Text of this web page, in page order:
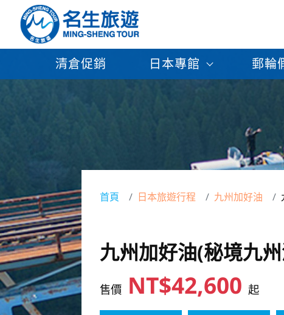
清倉促銷 日本專館 郵輪
首頁 日本旅遊行程 九州加好油
九州加好油(秘境九
售價 NT$42,600起